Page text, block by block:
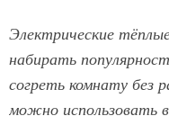
Электрические
набирать
согреть комнату без
можно использовать